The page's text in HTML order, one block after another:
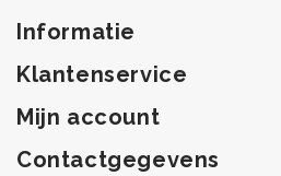
Informatie
Klantenservice
Mijn account
Contactgegevens